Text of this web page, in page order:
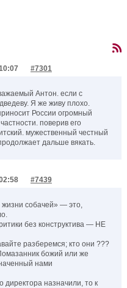
#7301
Антон. если с
Я же живу плохо.
России огромный
поверив его
мужественный честный
дальше вякать.
#7439
жизни собачей» — это,
без конструктива — НЕ
разберемся; кто они ???
божий или же
нами
директора назначили, то к